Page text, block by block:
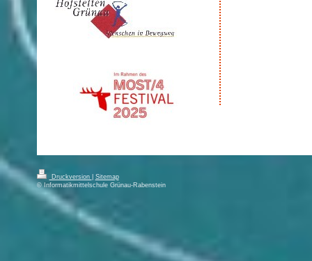
Druckversion
Sitemap
© Informatikmittelschule Grünau-Rabenstein